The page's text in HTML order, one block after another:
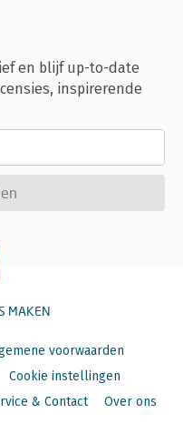
en blijf up-to-date
inspirerende
MAKEN
voorwaarden
Cookie instellingen
& Contact Over ons